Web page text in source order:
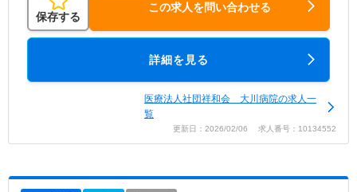
保存する
この求人を問い合わせる
詳細を見る
医療法人社団祥和会 大川病院の求人一
覧
更新日：2026/02/06 求人番号：10134552